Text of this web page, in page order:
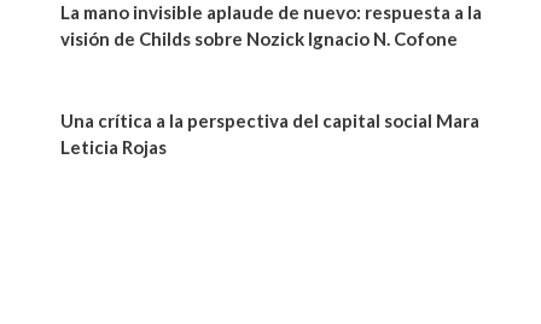
La mano invisible aplaude de nuevo: respuesta a la
visión de Childs sobre Nozick Ignacio N. Cofone
Una crítica a la perspectiva del capital social Mara
Leticia Rojas